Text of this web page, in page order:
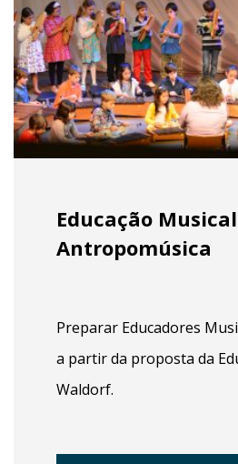
Educação
Antropomúsica
Preparar Educadores
a partir da proposta da
Waldorf.